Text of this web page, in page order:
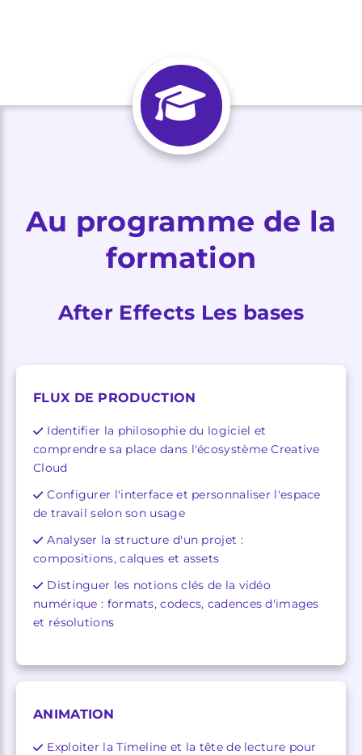
Au programme de la
formation
After Effects Les bases
FLUX DE PRODUCTION
Identifier la philosophie du logiciel et
comprendre sa place dans l'écosystème Creative
Cloud
Configurer l'interface et personnaliser l'espace
de travail selon son usage
Analyser la structure d'un projet :
compositions, calques et assets
Distinguer les notions clés de la vidéo
numérique : formats, codecs, cadences d'images
et résolutions
ANIMATION
Exploiter la Timeline et la tête de lecture pour